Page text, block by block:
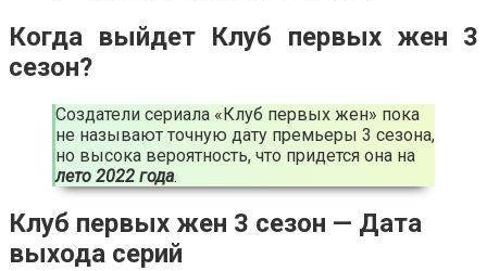
Когда выйдет Клуб первых жен 3
сезон?
Создатели сериала «Клуб первых жен» пока
не называют точную дату премьеры 3 сезона,
но высока вероятность, что придется она на
лето 2022 года.
Клуб первых жен 3 сезон — Дата
выхода серий